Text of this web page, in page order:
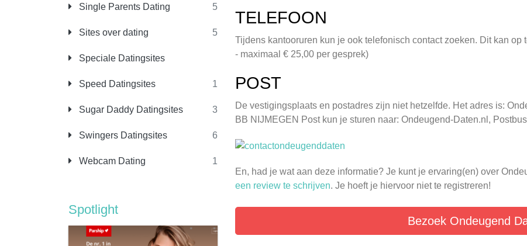
Single Parents Dating 5
Sites over dating 5
Speciale Datingsites
Speed Datingsites 1
Sugar Daddy Datingsites 3
Swingers Datingsites 6
Webcam Dating 1
Spotlight
TELEFOON
Tijdens kantooruren kun je ook telefonisch contact zoeken. Dit kan
- maximaal € 25,00 per gesprek)
POST
De vestigingsplaats en postadres zijn niet hetzelfde. Het adres is:
BB NIJMEGEN Post kun je sturen naar: Ondeugend-Daten.nl,
En, had je wat aan deze informatie? Je kunt je ervaring(en) over
een review te schrijven. Je hoeft je hiervoor niet te registreren!
Bezoek Ondeugend